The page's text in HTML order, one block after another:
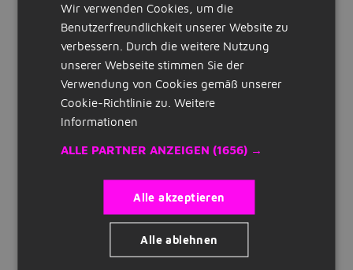
32 bis 40 Stunden pro Woche
Art der Stellenanzeige:
STELLENBESCHREIBUNG
Über das Unternehmen
Wir sind der Gesprächspartner in allen Finanzfragen
Altersvorsorge bis zu Versicherungen. Unser
begleiten wir über unseren Geschäftsbereich TPC.
Die DOMCURA AG ist als Assekuradeur auf private
und gewerbliche Sachversicherungen fokussiert.
RVM ist ein Industrieversicherungsmakler mit Fokus
Quick Links
Unternehmen auf Jobbird
Wir verwenden Cookies, um die
Benutzerfreundlichkeit unserer Website zu
verbessern. Durch die weitere Nutzung
unserer Webseite stimmen Sie der
Verwendung von Cookies gemäß unserer
Cookie-Richtlinie zu. Weitere
Informationen
ALLE PARTNER ANZEIGEN (1656) →
Alle akzeptieren
Alle ablehnen